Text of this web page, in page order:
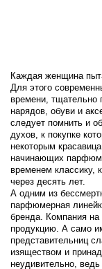
Каждая женщина
Для этого
времени, тщательно
нарядов, обуви и
следует помнить и
духов, к покупке
некоторым
начинающих
временем классику,
через десять лет.
А одним из
парфюмерная
бренда. Компания на
продукцию. А само
представительниц
изяществом и
неудивительно,